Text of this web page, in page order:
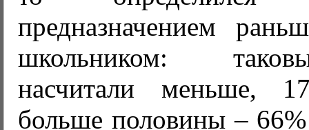
предназначением
школьником:
насчитали меньше,
больше половины – 66%